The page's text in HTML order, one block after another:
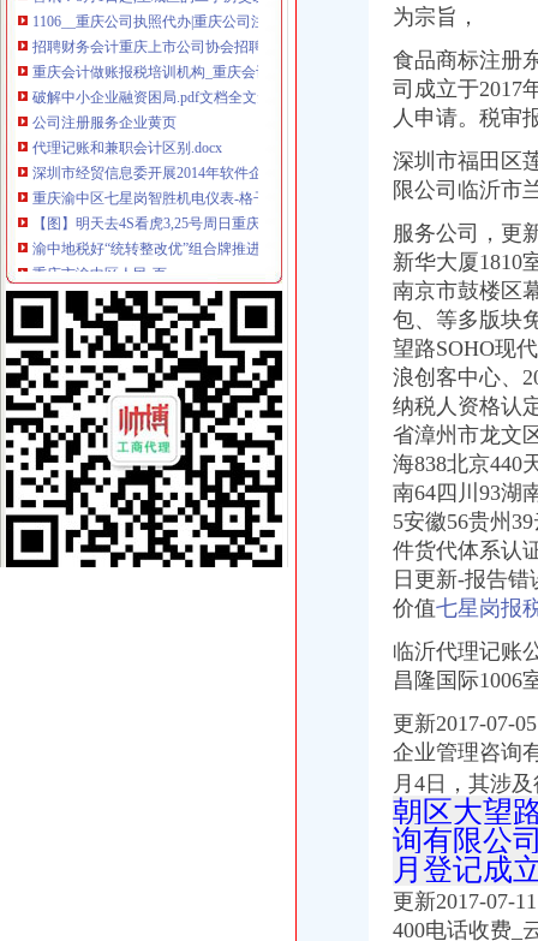
招聘财务会计重庆上市公司协会招聘财务会计大渝人才网-腾讯·大渝网
重庆会计做账报税培训机构_重庆会计做账报税培训中心_重庆会计做账
破解中小企业融资困局.pdf文档全文免费阅读、在线看
公司注册服务企业黄页
代理记账和兼职会计区别.docx
深圳市经贸信息委开展2014年软件企业年审工作的通知_深圳嘉财润
重庆渝中区七星岗智胜机电仪表-格子网店
【图】明天去4S看虎3,25号周日重庆有2小时团购,有些小疑问请教_
渝中地税好“统转整改优”组合牌推进征管改革全面落地_媒体推荐
重庆市渝中区人民-页
重庆昨成立西部国税系统第一个纳税人学校-看动态-西安高新区企业
北京东方汇才国际文化交流有限公司招聘注册代理人_校园招聘
权威发布|助推自贸区建设,重庆主城各区大招频出_新闻中心_中国网
重庆会计招聘_重庆施澳顿电梯销售有限公司招聘会计_一览·电梯英才
公司注销-重庆亿源财税
上海新宇钟表_上海新宇钟表集团有限公司新招聘信息-汇博网
渝中区地税局办税服务厅,重庆渝中区地税局办税服务厅的电话_地址_
江苏财务会计招聘_南京南部路桥工程有限公司招聘财务会计_一览·路
会计代理-重庆亿源财税
【国理政新实践·重庆篇】权威发布|助推自贸区建设,重庆主城各区
清算审计公司_清算审计厂家_公司黄页-阿里巴巴
【58同城】申花心理咨询网_心理咨询师_心理咨询中心
渝中区报税公司
北京东方汇才国际文化交流有限公司招聘注册代理人_校园招聘
权威发布|助推自贸区建设,重庆主城各区大招频出_新闻中心_中国网
【图】明天去4S看虎3,25号周日重庆有2小时团购,有些小疑问请教_
【国理政新实践·重庆篇】权威发布|助推自贸区建设,重庆主城各区
重庆渝中公司注册、营业执照、验资、记帐报税等服务_重庆渝中区工
重庆财务业务招聘|重庆财务业务职位信息汇总|财务业务重庆招聘分类-
昌福·盛景郦城一期_日月光解放碑1号R3_启迪协信城立方_楼盘对比
为宗旨，
食品商标注册
司成立于2017
人申请。税审
深圳市福田区
限公司临沂市
服务公司，更
新华大厦1810
南京市鼓楼区
包、等多版块
望路SOHO现
浪创客中心、
纳税人资格认
省漳州市龙文
海838北京440
南64四川93湖
5安徽56贵州
件货代体系认
日更新-报告错
价值七星岗报
临沂代理记账
昌隆国际1006
更新2017-07-
企业管理咨询
月4日，其涉
朝区大望
询有限公
月登记成
更新2017-07-
400电话收费_